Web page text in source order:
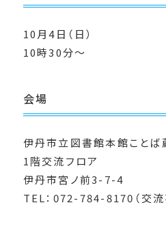
10月4日（日）
10時30分～
会場
伊丹市立図書館本館ことば
1階交流フロア
伊丹市宮ノ前3-7-4
TEL：072-784-8170（交流